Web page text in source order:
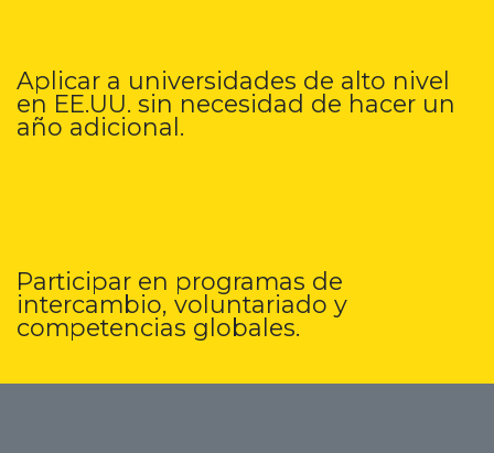
Aplicar a universidades de alto nivel
en EE.UU. sin necesidad de hacer un
año adicional.
Participar en programas de
intercambio, voluntariado y
competencias globales.